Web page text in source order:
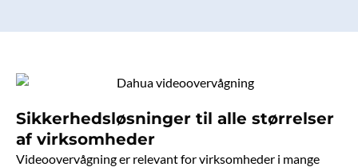
Sikkerhedsløsninger til alle størrelser
af virksomheder
Videoovervågning er relevant for virksomheder i mange